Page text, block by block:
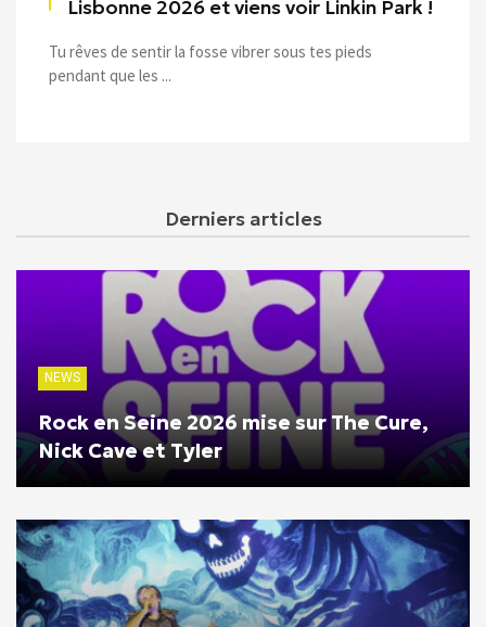
Lisbonne 2026 et viens voir Linkin Park !
Tu rêves de sentir la fosse vibrer sous tes pieds
pendant que les ...
Derniers articles
NEWS
Rock en Seine 2026 mise sur The Cure,
Nick Cave et Tyler